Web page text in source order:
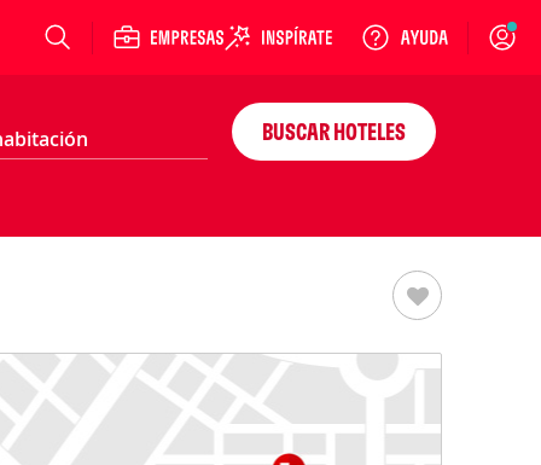
Login
BUSCAR HOTELES